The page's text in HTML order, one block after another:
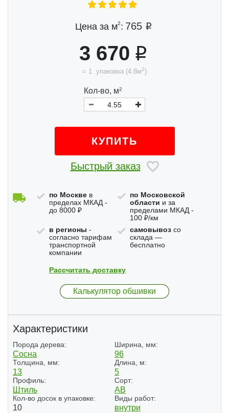
Цена за м2: 765
3 670
= 1 упаковка (4.8м2)
Кол-во, м2
КУПИТЬ
Быстрый заказ
по Москве в
пределах МКАД -
до 8000 ₽
по Московской
области и за
пределами МКАД -
100 ₽/км
в регионы -
согласно тарифам
транспортной
компании
самовывозсо
склада —
бесплатно
Рассчитать доставку
Калькулятор обшивки
Характеристики
Порода дерева:
Сосна
Ширина, мм:
96
Толщина, мм:
13
Длина, м:
5
Профиль:
Штиль
Сорт:
АВ
Кол-во досок в упаковке:
10
Виды работ:
внутри